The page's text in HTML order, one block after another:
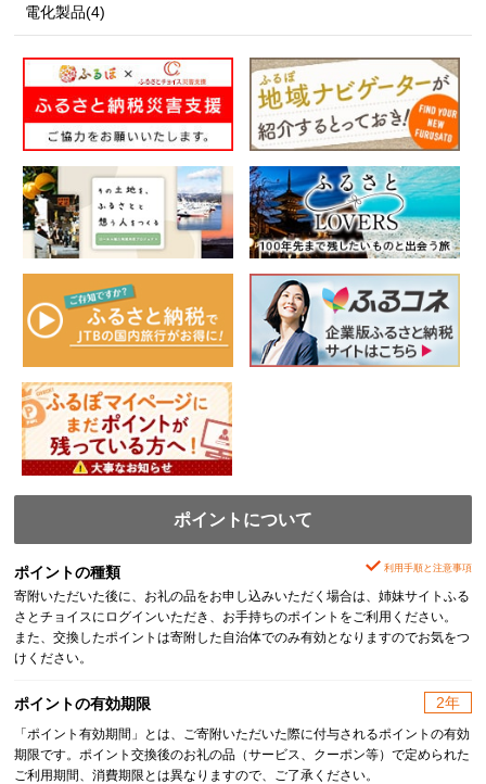
電化製品(4)
ポイントについて
ポイントの種類 利用手順と注意事項
寄附いただいた後に、お礼の品をお申し込みいただく場合は、姉妹サイトふる
さとチョイスにログインいただき、お手持ちのポイントをご利用ください。
また、交換したポイントは寄附した自治体でのみ有効となりますのでお気をつ
けください。
ポイントの有効期限 2年
「ポイント有効期間」とは、ご寄附いただいた際に付与されるポイントの有効
期限です。ポイント交換後のお礼の品（サービス、クーポン等）で定められた
ご利用期間、消費期限とは異なりますので、ご了承ください。